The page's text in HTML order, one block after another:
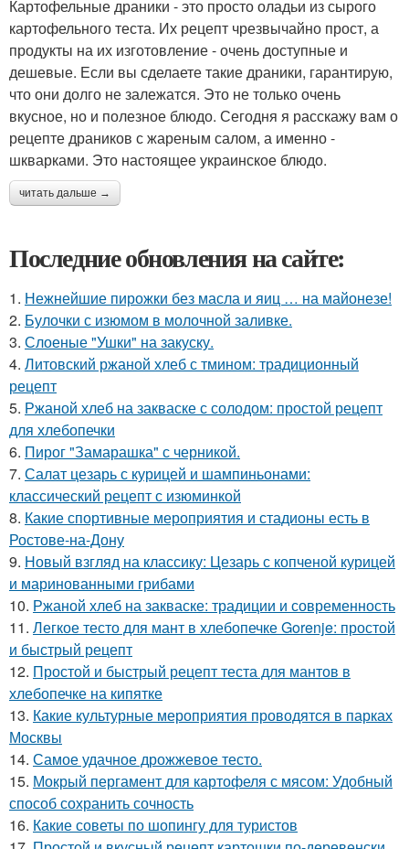
Картофельные драники - это просто оладьи из сырого
картофельного теста. Их рецепт чрезвычайно прост, а
продукты на их изготовление - очень доступные и
дешевые. Если вы сделаете такие драники, гарантирую,
что они долго не залежатся. Это не только очень
вкусное, но и полезное блюдо. Сегодня я расскажу вам о
рецепте драников с жареным салом, а именно -
шкварками. Это настоящее украинское блюдо.
читать дальше →
Последние обновления на сайте:
1. Нежнейшие пирожки без масла и яиц … на майонезе!
2. Булочки с изюмом в молочной заливке.
3. Слоеные "Ушки" на закуску.
4. Литовский ржаной хлеб с тмином: традиционный
рецепт
5. Ржаной хлеб на закваске с солодом: простой рецепт
для хлебопечки
6. Пирог "Замарашка" с черникой.
7. Салат цезарь с курицей и шампиньонами:
классический рецепт с изюминкой
8. Какие спортивные мероприятия и стадионы есть в
Ростове-на-Дону
9. Новый взгляд на классику: Цезарь с копченой курицей
и маринованными грибами
10. Ржаной хлеб на закваске: традиции и современность
11. Легкое тесто для мант в хлебопечке Gorenje: простой
и быстрый рецепт
12. Простой и быстрый рецепт теста для мантов в
хлебопечке на кипятке
13. Какие культурные мероприятия проводятся в парках
Москвы
14. Самое удачное дрожжевое тесто.
15. Мокрый пергамент для картофеля с мясом: Удобный
способ сохранить сочность
16. Какие советы по шопингу для туристов